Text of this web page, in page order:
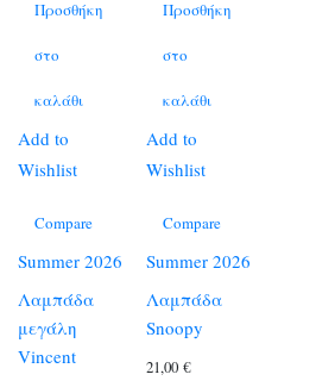
Προσθήκη
στο
καλάθι
Add to
Wishlist
Compare
Summer 2026
Λαμπάδα
μεγάλη
Vincent
Προσθήκη
στο
καλάθι
Add to
Wishlist
Compare
Summer 2026
Λαμπάδα
Snoopy
21,00€